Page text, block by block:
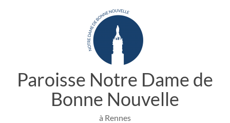
Paroisse Notre Dame de
Bonne Nouvelle
à Rennes